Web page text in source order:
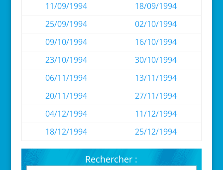
11/09/1994
18/09/1994
25/09/1994
02/10/1994
09/10/1994
16/10/1994
23/10/1994
30/10/1994
06/11/1994
13/11/1994
20/11/1994
27/11/1994
04/12/1994
11/12/1994
18/12/1994
25/12/1994
Rechercher :